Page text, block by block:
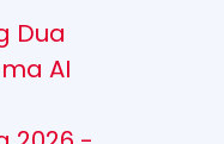
Dua
AI